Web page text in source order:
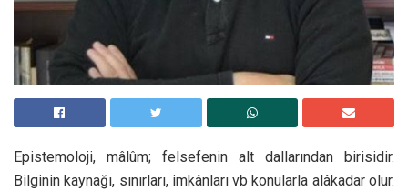
Epistemoloji, mâlûm; felsefenin alt dallarından birisidir.
Bilginin kaynağı, sınırları, imkânları vb konularla alâkadar olur.